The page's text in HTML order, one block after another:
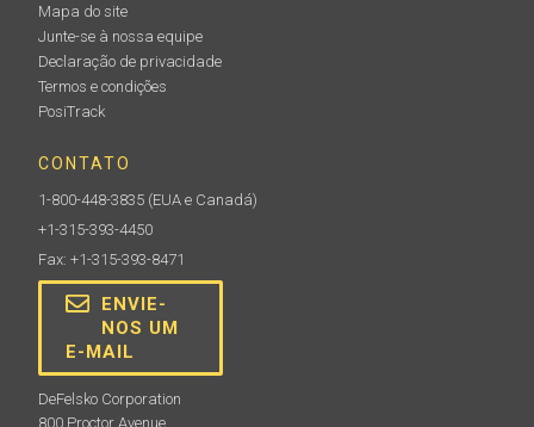
Mapa do site
Junte-se à nossa equipe
Declaração de privacidade
Termos e condições
PosiTrack
CONTATO
1-800-448-3835 (EUA e Canadá)
+1-315-393-4450
Fax: +1-315-393-8471
ENVIE-
NOS UM
E-MAIL
DeFelsko Corporation
800 Proctor Avenue